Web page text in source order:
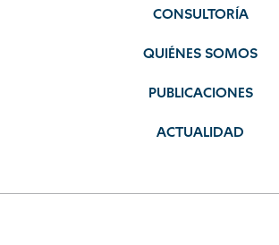
CONSULTORÍA
QUIÉNES SOMOS
PUBLICACIONES
ACTUALIDAD